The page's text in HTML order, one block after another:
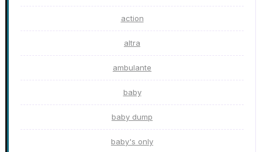
action
altra
ambulante
baby
baby dump
baby's only